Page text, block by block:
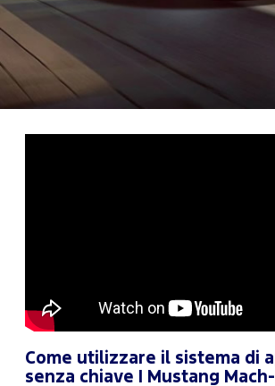
Come utilizzare il sistema di
senza chiave | Mustang Mach-